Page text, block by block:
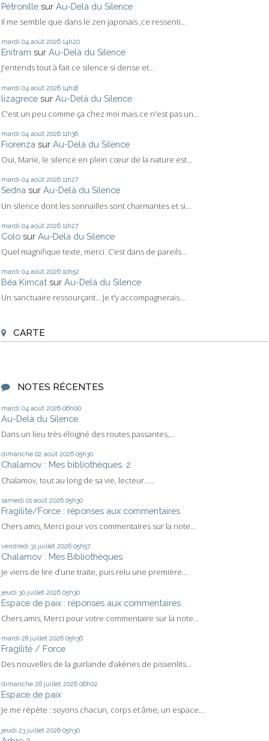
Pétronille sur Au-Delà du Silence
Il me semble que dans le zen japonais ,ce ressenti...
mardi 04 août 2026 14h20
Enitram sur Au-Delà du Silence
J'entends tout à fait ce silence si dense et...
mardi 04 août 2026 14h18
lizagrece sur Au-Delà du Silence
C'est un peu comme ça chez moi mais ce n'est pas un...
mardi 04 août 2026 11h36
Fiorenza sur Au-Delà du Silence
Oui, Marie, le silence en plein cœur de la nature est...
mardi 04 août 2026 11h27
Sedna sur Au-Delà du Silence
Un silence dont les sonnailles sont charmantes et si...
mardi 04 août 2026 11h27
Colo sur Au-Delà du Silence
Quel magnifique texte, merci. C’est dans de pareils...
mardi 04 août 2026 10h52
Béa Kimcat sur Au-Delà du Silence
Un sanctuaire ressourçant... Je t'y accompagnerais...
CARTE
NOTES RÉCENTES
mardi 04 août 2026 06h00
Au-Delà du Silence
Dans un lieu très éloigné des routes passantes,...
dimanche 02 août 2026 05h30
Chalamov : Mes bibliothèques. 2
Chalamov, tout au long de sa vie, lecteur…...
samedi 01 août 2026 05h30
Fragilité/Force : réponses aux commentaires
Chers amis, Merci pour vos commentaires sur la note...
vendredi 31 juillet 2026 05h57
Chalamov : Mes Bibliothèques
Je viens de lire d’une traite, puis relu une première...
jeudi 30 juillet 2026 05h30
Espace de paix : réponses aux commentaires
Chers amis, Merci pour votre commentaire sur la note...
mardi 28 juillet 2026 05h36
Fragilité / Force
Des nouvelles de la guirlande d’akènes de pissenlits...
dimanche 26 juillet 2026 06h02
Espace de paix
Je me répète : soyons chacun, corps et âme, un espace...
jeudi 23 juillet 2026 05h30